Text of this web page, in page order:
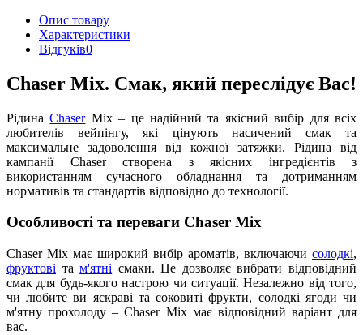
Опис товару
Характеристики
Відгуків0
Chaser Mix. Смак, який переслідує Вас!
РідинаChaserMix – це надійний та якісний вибір для всіх
любителів вейпінгу, які цінують насичений смак та
максимальне задоволення від кожної затяжки. Рідина від
кампанії Chaser створена з якісних інгредієнтів з
використанням сучасного обладнання та дотриманням
нормативів та стандартів відповідно до технології.
Особливості та переваги Chaser Mix
Chaser Mix має широкий вибір ароматів, включаючи солодкі,
фруктові там'ятні смаки. Це дозволяє вибрати відповідний
смак для будь-якого настрою чи ситуації. Незалежно від того,
чи любите ви яскраві та соковиті фрукти, солодкі ягоди чи
м'ятну прохолоду – Chaser Mix має відповідний варіант для
вас.